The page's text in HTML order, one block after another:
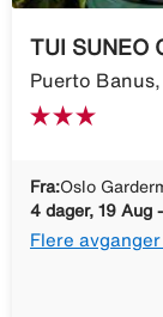
TUI SUNEO
Puerto
Fra:Oslo
4 dager, 19 Aug
Flere